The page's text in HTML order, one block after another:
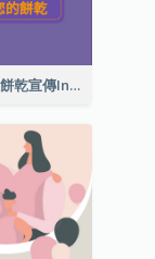
萬聖節南瓜餅乾宣傳Instagram限時動態